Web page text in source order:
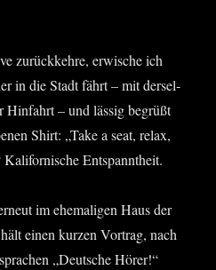
zurück­keh­re, erwi­sche ich
in die Stadt fährt – mit der­sel­
Hin­fahrt – und läs­sig begrüßt
Shirt: „Take a seat, relax,
Entspanntheit.
im ehe­ma­li­gen Haus der
hält einen kur­zen Vor­trag, nach
„Deut­sche Hörer!“